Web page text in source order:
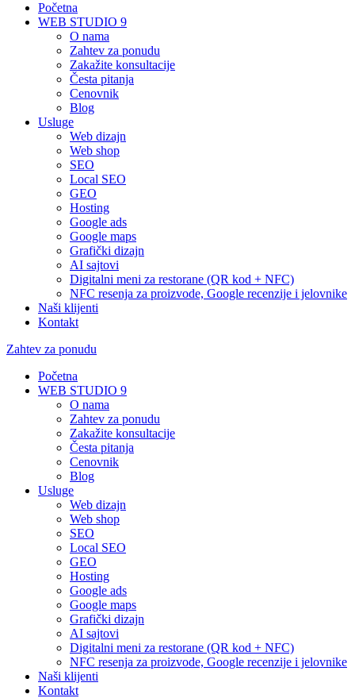
Početna
WEB STUDIO 9
O nama
Zahtev za ponudu
Zakažite konsultacije
Česta pitanja
Cenovnik
Blog
Usluge
Web dizajn
Web shop
SEO
Local SEO
GEO
Hosting
Google ads
Google maps
Grafički dizajn
AI sajtovi
Digitalni meni za restorane (QR kod + NFC)
NFC resenja za proizvode, Google recenzije i jelovnike
Naši klijenti
Kontakt
Zahtev za ponudu
Početna
WEB STUDIO 9
O nama
Zahtev za ponudu
Zakažite konsultacije
Česta pitanja
Cenovnik
Blog
Usluge
Web dizajn
Web shop
SEO
Local SEO
GEO
Hosting
Google ads
Google maps
Grafički dizajn
AI sajtovi
Digitalni meni za restorane (QR kod + NFC)
NFC resenja za proizvode, Google recenzije i jelovnike
Naši klijenti
Kontakt